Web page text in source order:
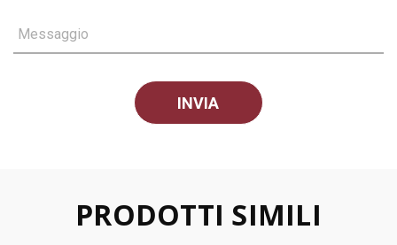
Messaggio
PRODOTTI SIMILI